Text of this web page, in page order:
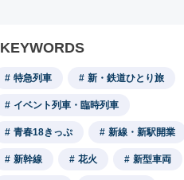
KEYWORDS
特急列車 新・鉄道ひとり旅
イベント列車・臨時列車
青春18きっぷ 新線・新駅開業
新幹線 花火 新型車両